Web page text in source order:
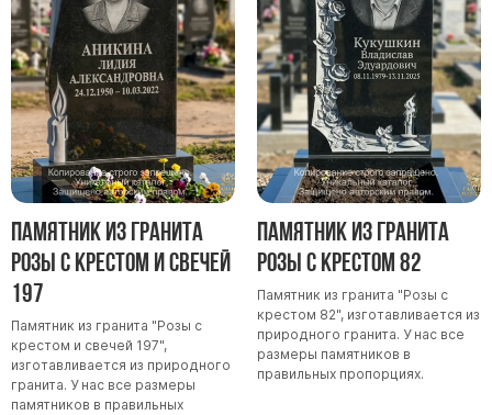
Памятники военным
Часовни из белого мрамора и гранита
Скульптуры, барельефы и бюсты из бронзы
Колумбарий
Недорогие памятники
Памятники с фотокерамикой
Памятники животным
Памятники младенцу
Памятники двойные
Памятники женщине
Памятники маме
Памятники жене
Памятник из гранита
Розы с крестом и свечей
197
Памятник из гранита "Розы с
крестом и свечей 197",
изготавливается из природного
гранита. У нас все размеры
памятников в правильных
Памятник из гранита
Розы с крестом 82
Памятник из гранита "Розы с
крестом 82", изготавливается из
природного гранита. У нас все
размеры памятников в
правильных пропорциях.